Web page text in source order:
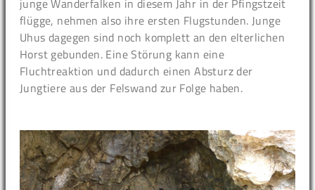
junge Wanderfalken in diesem Jahr in der Pfingstzeit
flügge, nehmen also ihre ersten Flugstunden. Junge
Uhus dagegen sind noch komplett an den elterlichen
Horst gebunden. Eine Störung kann eine
Fluchtreaktion und dadurch einen Absturz der
Jungtiere aus der Felswand zur Folge haben.